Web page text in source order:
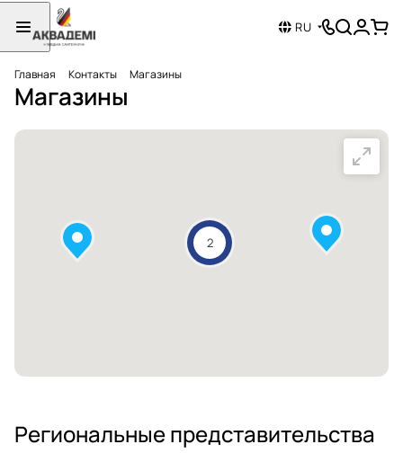
RU
Главная Контакты Магазины
Магазины
2
Региональные представительства